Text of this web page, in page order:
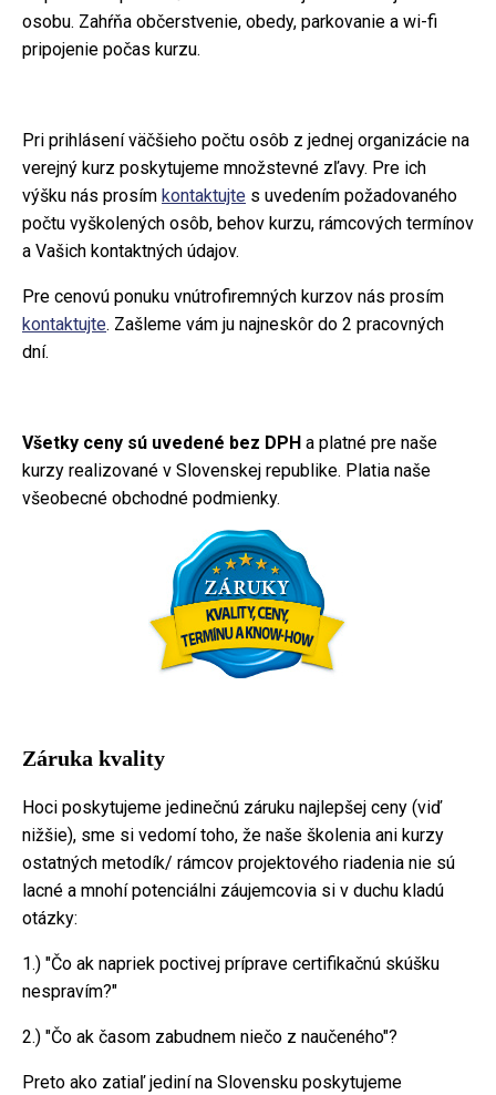
osobu. Zahŕňa občerstvenie, obedy, parkovanie a wi-fi
pripojenie počas kurzu.
Pri prihlásení väčšieho počtu osôb z jednej organizácie na
verejný kurz poskytujeme množstevné zľavy. Pre ich
výšku nás prosím kontaktujte s uvedením požadovaného
počtu vyškolených osôb, behov kurzu, rámcových termínov
a Vašich kontaktných údajov.
Pre cenovú ponuku vnútrofiremných kurzov nás prosím
kontaktujte. Zašleme vám ju najneskôr do 2 pracovných
dní.
Všetky ceny sú uvedené bez DPH a platné pre naše
kurzy realizované v Slovenskej republike. Platia naše
všeobecné obchodné podmienky.
Záruka kvality
Hoci poskytujeme jedinečnú záruku najlepšej ceny (viď
nižšie), sme si vedomí toho, že naše školenia ani kurzy
ostatných metodík/ rámcov projektového riadenia nie sú
lacné a mnohí potenciálni záujemcovia si v duchu kladú
otázky:
1.) "Čo ak napriek poctivej príprave certifikačnú skúšku
nespravím?"
2.) "Čo ak časom zabudnem niečo z naučeného"?
Preto ako zatiaľ jediní na Slovensku poskytujeme